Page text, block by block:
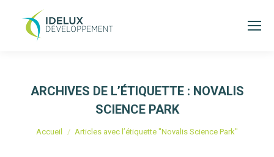
ARCHIVES DE L’ÉTIQUETTE : NOVALIS
SCIENCE PARK
Vous êtes ici :
Accueil Articles avec l’étiquette "Novalis Science Park"